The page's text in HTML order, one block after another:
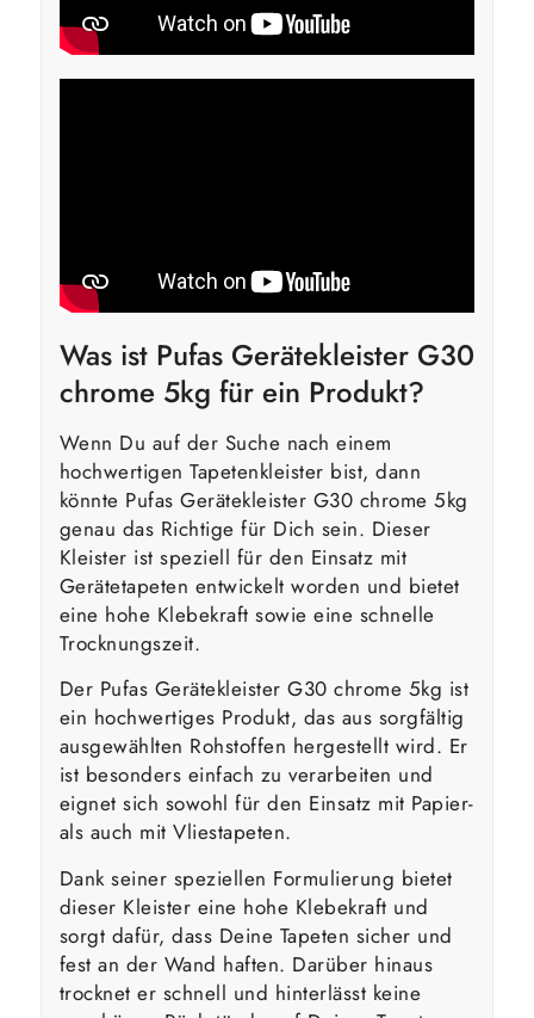
Was ist Pufas Gerätekleister G30
chrome 5kg für ein Produkt?
Wenn Du auf der Suche nach einem
hochwertigen Tapetenkleister bist, dann
könnte Pufas Gerätekleister G30 chrome 5kg
genau das Richtige für Dich sein. Dieser
Kleister ist speziell für den Einsatz mit
Gerätetapeten entwickelt worden und bietet
eine hohe Klebekraft sowie eine schnelle
Trocknungszeit.
Der Pufas Gerätekleister G30 chrome 5kg ist
ein hochwertiges Produkt, das aus sorgfältig
ausgewählten Rohstoffen hergestellt wird. Er
ist besonders einfach zu verarbeiten und
eignet sich sowohl für den Einsatz mit Papier-
als auch mit Vliestapeten.
Dank seiner speziellen Formulierung bietet
dieser Kleister eine hohe Klebekraft und
sorgt dafür, dass Deine Tapeten sicher und
fest an der Wand haften. Darüber hinaus
trocknet er schnell und hinterlässt keine